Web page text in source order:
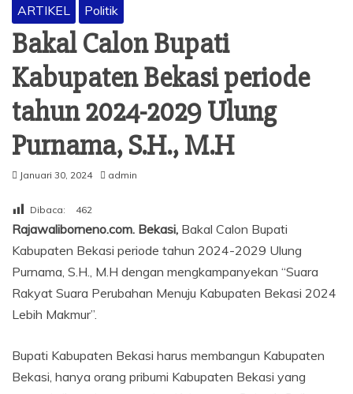
ARTIKEL Politik
Bakal Calon Bupati
Kabupaten Bekasi periode
tahun 2024-2029 Ulung
Purnama, S.H., M.H
Januari 30, 2024 admin
Dibaca: 462
Rajawaliborneno.com. Bekasi, Bakal Calon Bupati
Kabupaten Bekasi periode tahun 2024-2029 Ulung
Purnama, S.H., M.H dengan mengkampanyekan “Suara
Rakyat Suara Perubahan Menuju Kabupaten Bekasi 2024
Lebih Makmur”.
Bupati Kabupaten Bekasi harus membangun Kabupaten
Bekasi, hanya orang pribumi Kabupaten Bekasi yang